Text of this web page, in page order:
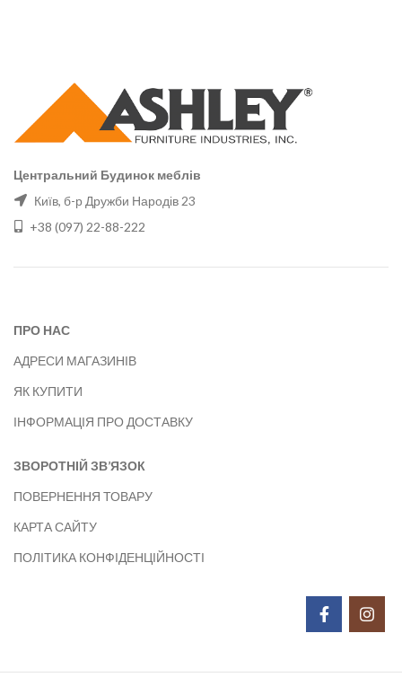
Центральний Будинок меблів
Київ, б-р Дружби Народів 23
+38 (097) 22-88-222
ПРО НАС
АДРЕСИ МАГАЗИНІВ
ЯК КУПИТИ
ІНФОРМАЦІЯ ПРО ДОСТАВКУ
ЗВОРОТНІЙ ЗВ’ЯЗОК
ПОВЕРНЕННЯ ТОВАРУ
КАРТА САЙТУ
ПОЛІТИКА КОНФІДЕНЦІЙНОСТІ